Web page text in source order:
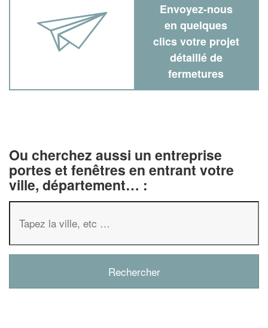
Envoyez-nous
en quelques
clics votre projet
détaillé de
fermetures
Ou cherchez aussi un entreprise
portes et fenêtres en entrant votre
ville, département… :